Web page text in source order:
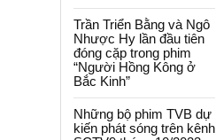
Trần Triển Bằng và Ngô
Nhược Hy lần đầu tiên
đóng cặp trong phim
“Người Hồng Kông ở
Bắc Kinh”
Những bộ phim TVB dự
kiến phát sóng trên kênh